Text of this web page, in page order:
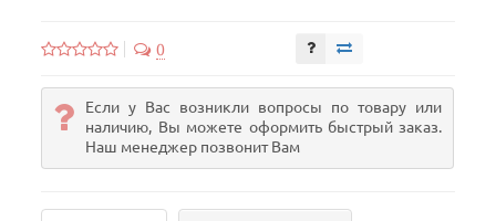
0
Если у Вас возникли вопросы по товару или
наличию, Вы можете оформить быстрый заказ.
Наш менеджер позвонит Вам